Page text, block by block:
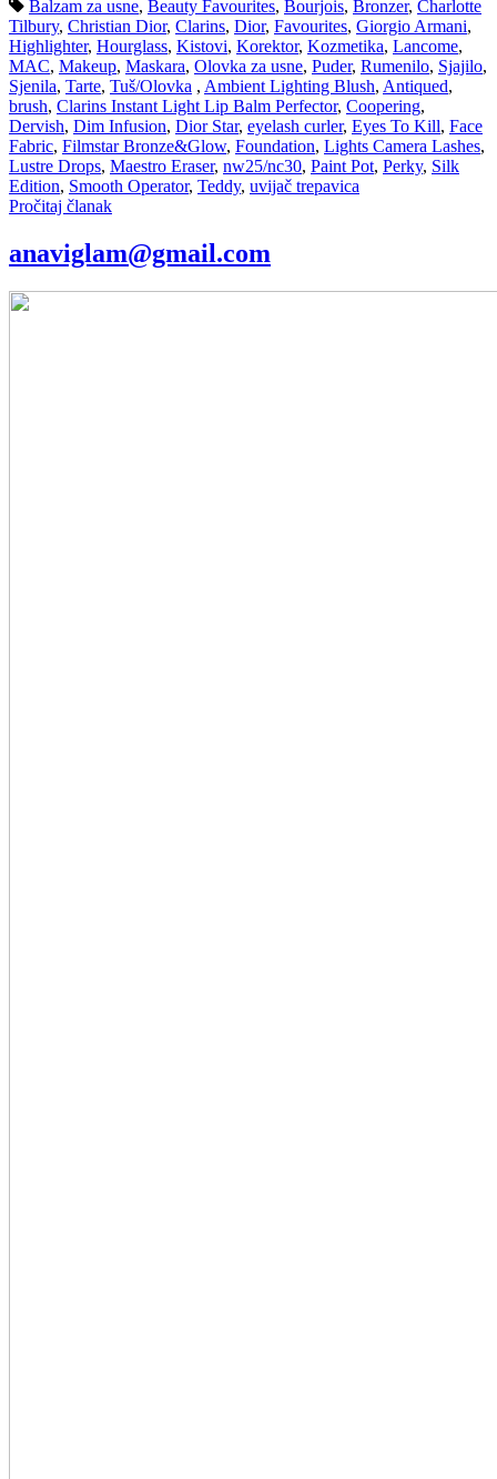
Balzam za usne, Beauty Favourites, Bourjois, Bronzer, Charlotte
Tilbury, Christian Dior, Clarins, Dior, Favourites, Giorgio Armani,
Highlighter, Hourglass, Kistovi, Korektor, Kozmetika, Lancome,
MAC, Makeup, Maskara, Olovka za usne, Puder, Rumenilo, Sjajilo,
Sjenila, Tarte, Tuš/Olovka , Ambient Lighting Blush, Antiqued,
brush, Clarins Instant Light Lip Balm Perfector, Coopering,
Dervish, Dim Infusion, Dior Star, eyelash curler, Eyes To Kill, Face
Fabric, Filmstar Bronze&Glow, Foundation, Lights Camera Lashes,
Lustre Drops, Maestro Eraser, nw25/nc30, Paint Pot, Perky, Silk
Edition, Smooth Operator, Teddy, uvijač trepavica
Pročitaj članak
anaviglam@gmail.com